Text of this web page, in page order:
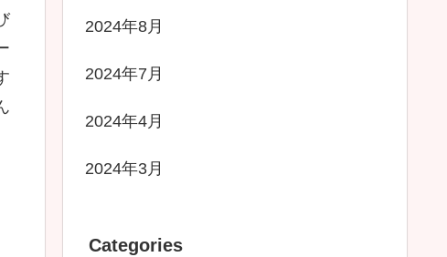
2024年8月
2024年7月
2024年4月
2024年3月
Categories